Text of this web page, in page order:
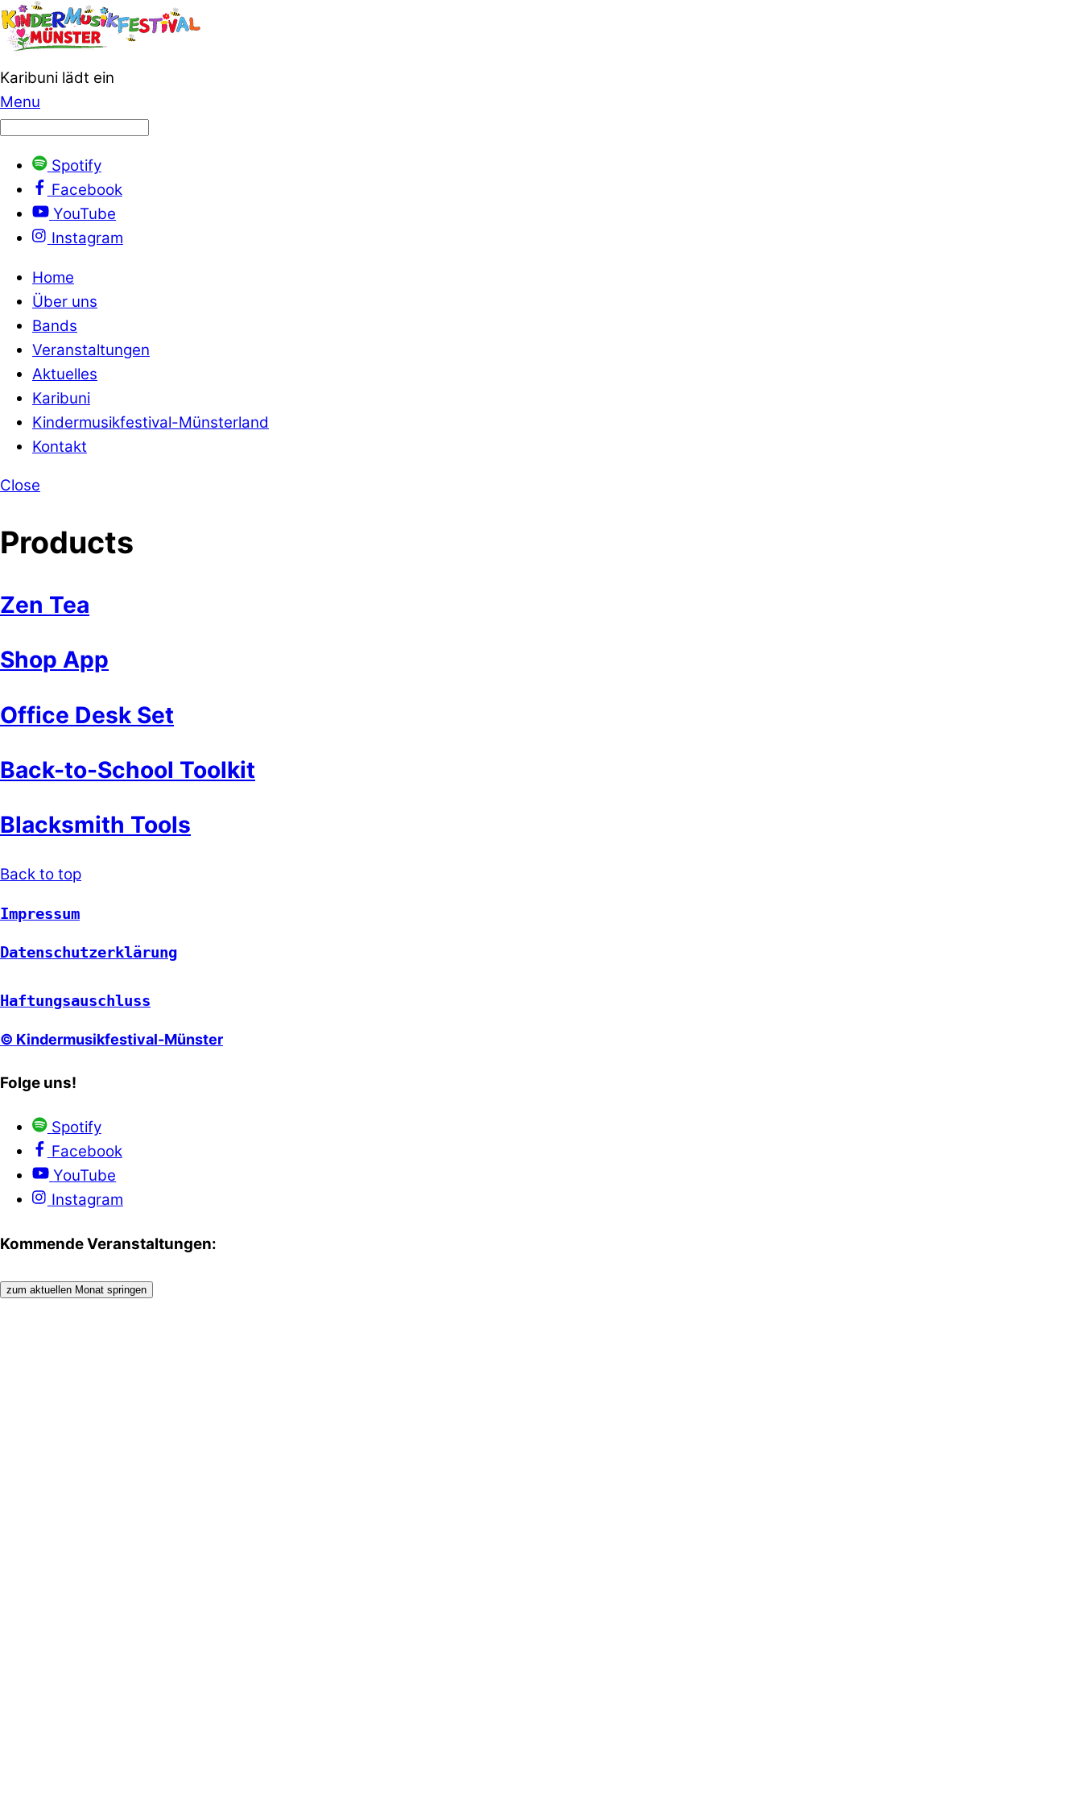
Karibuni lädt ein
Menu
Spotify
Facebook
YouTube
Instagram
Home
Über uns
Bands
Veranstaltungen
Aktuelles
Karibuni
Kindermusikfestival-Münsterland
Kontakt
Close
Products
Zen Tea
Shop App
Office Desk Set
Back-to-School Toolkit
Blacksmith Tools
Back to top
Impressum
Datenschutzerklärung
Haftungsauschluss
© Kindermusikfestival-Münster
Folge uns!
Spotify
Facebook
YouTube
Instagram
Kommende Veranstaltungen:
zum aktuellen Monat springen